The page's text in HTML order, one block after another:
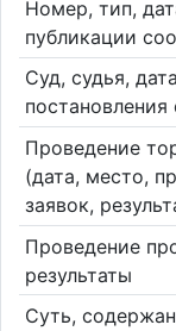
Номер, тип,
публикации
Суд, судья, дата
постановления
Проведение
(дата, место,
заявок,
Проведение
результаты
Суть,